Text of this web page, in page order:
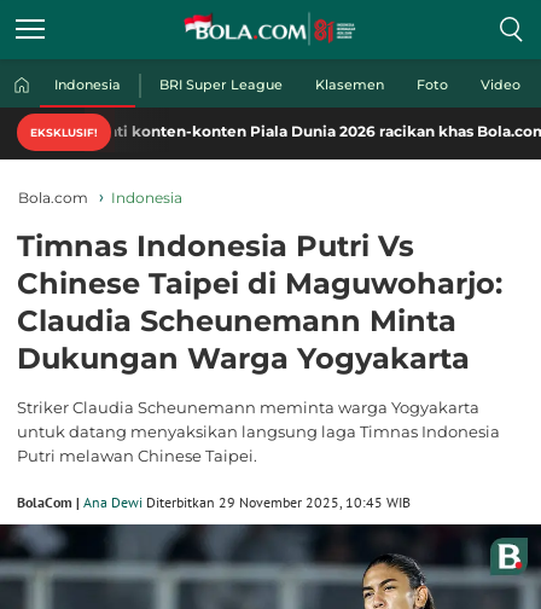
Indonesia BRI Super League Klasemen Foto Video
EKSKLUSIF!
konten-konten Piala Dunia 2026 racikan khas Bola.com. Klik di
Bola.com Indonesia
Timnas Indonesia Putri Vs
Chinese Taipei di Maguwoharjo:
Claudia Scheunemann Minta
Dukungan Warga Yogyakarta
Striker Claudia Scheunemann meminta warga Yogyakarta
untuk datang menyaksikan langsung laga Timnas Indonesia
Putri melawan Chinese Taipei.
BolaCom | Ana Dewi Diterbitkan 29 November 2025, 10:45 WIB